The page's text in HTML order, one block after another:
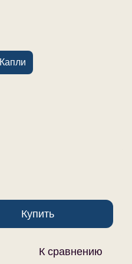
Капли
Купить
К сравнению